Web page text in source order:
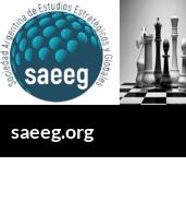
Saltar
al
contenido
saeeg.org